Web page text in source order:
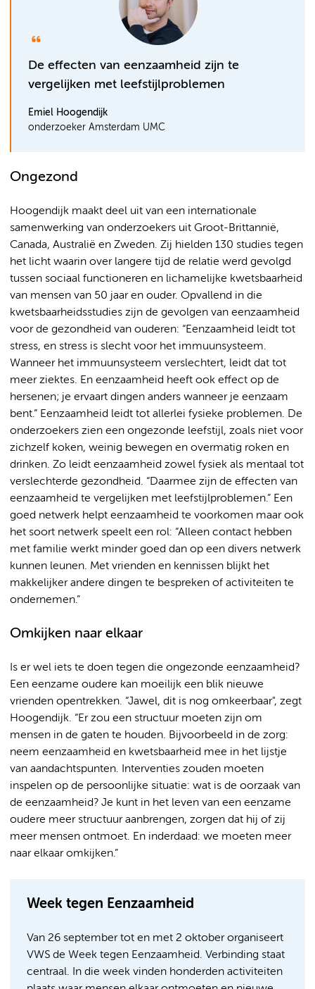
De effecten van eenzaamheid zijn te
vergelijken met leefstijlproblemen
Emiel Hoogendijk
onderzoeker Amsterdam UMC
Ongezond
Hoogendijk maakt deel uit van een internationale
samenwerking van onderzoekers uit Groot-Brittannië,
Canada, Australië en Zweden. Zij hielden 130 studies tegen
het licht waarin over langere tijd de relatie werd gevolgd
tussen sociaal functioneren en lichamelijke kwetsbaarheid
van mensen van 50 jaar en ouder. Opvallend in die
kwetsbaarheidsstudies zijn de gevolgen van eenzaamheid
voor de gezondheid van ouderen: “Eenzaamheid leidt tot
stress, en stress is slecht voor het immuunsysteem.
Wanneer het immuunsysteem verslechtert, leidt dat tot
meer ziektes. En eenzaamheid heeft ook effect op de
hersenen; je ervaart dingen anders wanneer je eenzaam
bent.” Eenzaamheid leidt tot allerlei fysieke problemen. De
onderzoekers zien een ongezonde leefstijl, zoals niet voor
zichzelf koken, weinig bewegen en overmatig roken en
drinken. Zo leidt eenzaamheid zowel fysiek als mentaal tot
verslechterde gezondheid. “Daarmee zijn de effecten van
eenzaamheid te vergelijken met leefstijlproblemen.” Een
goed netwerk helpt eenzaamheid te voorkomen maar ook
het soort netwerk speelt een rol: “Alleen contact hebben
met familie werkt minder goed dan op een divers netwerk
kunnen leunen. Met vrienden en kennissen blijkt het
makkelijker andere dingen te bespreken of activiteiten te
ondernemen.”
Omkijken naar elkaar
Is er wel iets te doen tegen die ongezonde eenzaamheid?
Een eenzame oudere kan moeilijk een blik nieuwe
vrienden opentrekken. “Jawel, dit is nog omkeerbaar", zegt
Hoogendijk. “Er zou een structuur moeten zijn om
mensen in de gaten te houden. Bijvoorbeeld in de zorg:
neem eenzaamheid en kwetsbaarheid mee in het lijstje
van aandachtspunten. Interventies zouden moeten
inspelen op de persoonlijke situatie: wat is de oorzaak van
de eenzaamheid? Je kunt in het leven van een eenzame
oudere meer structuur aanbrengen, zorgen dat hij of zij
meer mensen ontmoet. En inderdaad: we moeten meer
naar elkaar omkijken.”
Week tegen Eenzaamheid
Van 26 september tot en met 2 oktober organiseert
VWS de Week tegen Eenzaamheid. Verbinding staat
centraal. In die week vinden honderden activiteiten